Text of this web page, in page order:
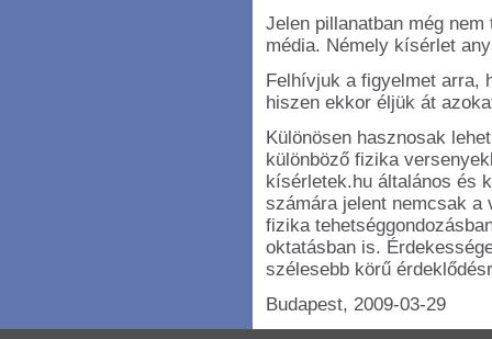
Jelen pillanatban még
média. Némely kísérlet
Felhívjuk a figyelmet arra,
hiszen ekkor éljük át
Különösen hasznosak
különböző fizika
kísérletek.hu általános és
számára jelent nemcsak a
fizika
oktatásban is.
szélesebb körű
Budapest, 2009-03-29